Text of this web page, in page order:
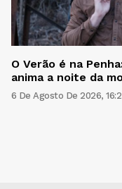
O Verão é na
anima a noite da
6 De Agosto De 2026,